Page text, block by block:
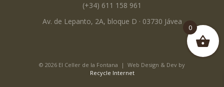
(+34) 611 158 961
Av. de Lepanto, 2A, bloque D · 03730 Jávea
© 2026 El Celler de la Fontana | Web Design & Dev by
Recycle Internet
0